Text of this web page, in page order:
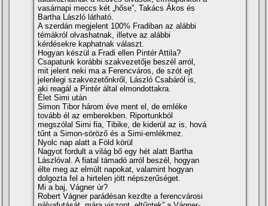
vasárnapi meccs két „hőse”, Takács Ákos és
Bartha László látható.
A szerdán megjelent 100% Fradiban az alábbi
témákról olvashatnak, illetve az alábbi
kérdésekre kaphatnak választ.
Hogyan készül a Fradi ellen Pintér Attila?
Csapatunk korábbi szakvezetője beszél arról,
mit jelent neki ma a Ferencváros, de szót ejt
jelenlegi szakvezetőnkről, László Csabáról is,
aki reagál a Pintér által elmondottakra.
Élet Simi után
Simon Tibor három éve ment el, de emléke
tovább él az emberekben. Riportunkból
megszólal Simi fia, Tibike, de kiderül az is, hová
tűnt a Simon-söröző és a Simi-emlékmez.
Nyolc nap alatt a Föld körül
Nagyot fordult a világ bő egy hét alatt Bartha
Lászlóval. A fiatal támadó arról beszél, hogyan
élte meg az elmúlt napokat, valamint hogyan
dolgozta fel a hirtelen jött népszerűséget.
Mi a baj, Vágner úr?
Robert Vágner parádésan kezdte a ferencvárosi